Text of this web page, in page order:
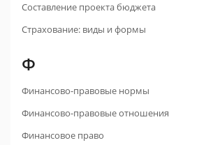
Составление проекта бюджета
Страхование: виды и формы
Ф
Финансово-правовые нормы
Финансово-правовые отношения
Финансовое право